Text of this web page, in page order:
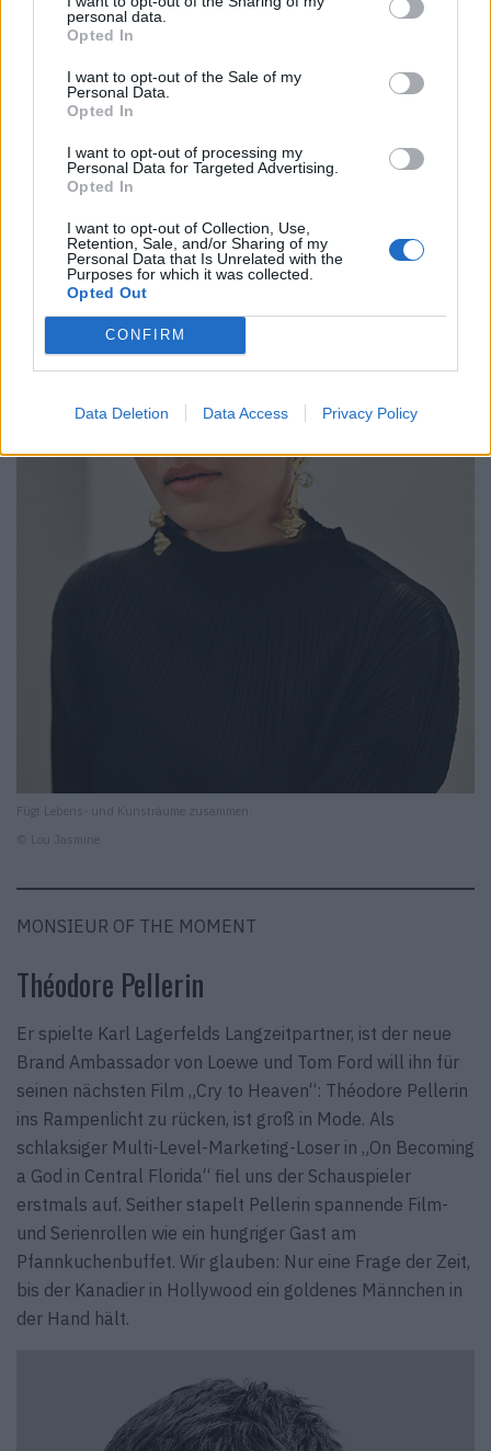
personal data.
Opted In
I want to opt-out of the Sale of my
Personal Data.
Opted In
I want to opt-out of processing my
Personal Data for Targeted Advertising.
Opted In
I want to opt-out of Collection, Use,
Retention, Sale, and/or Sharing of my
Personal Data that Is Unrelated with the
Purposes for which it was collected.
Opted Out
CONFIRM
Data Deletion Data Access Privacy Policy
im wahrsten Sinn) zwischen Kulturen und schöpft
Inspiration aus islamischen Traditionen. Dafür wurde
Kategorie „Cross Disciplinary Creator“ ausgezeichnet.
Denn Kunst hängt nicht immer an der Wand. Manchmal
ist die Wand das Meisterwerk.
Fügt Lebens- und Kunsträume zusammen.
© Lou Jasmine
MONSIEUR OF THE MOMENT
Théodore Pellerin
Er spielte Karl Lagerfelds Langzeitpartner, ist der neue
Brand Ambassador von Loewe und Tom Ford will ihn für
seinen nächsten Film „Cry to Heaven“: Théodore Pellerin
ins Rampenlicht zu rücken, ist groß in Mode. Als
schlaksiger Multi-Level-Marketing-Loser in „On Becoming
a God in Central Florida“ fiel uns der Schauspieler
erstmals auf. Seither stapelt Pellerin spannende Film-
und Serienrollen wie ein hungriger Gast am
Pfannkuchenbuffet. Wir glauben: Nur eine Frage der Zeit,
bis der Kanadier in Hollywood ein goldenes Männchen in
der Hand hält.